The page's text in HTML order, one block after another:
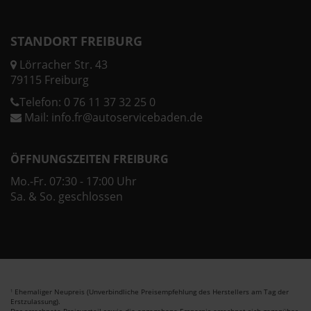
STANDORT FREIBURG
Lörracher Str. 43
79115 Freiburg
Telefon: 0 76 11 37 32 25 0
Mail: info.fr@autoservicebaden.de
ÖFFNUNGSZEITEN FREIBURG
Mo.-Fr. 07:30 - 17:00 Uhr
Sa. & So. geschlossen
1 Ehemaliger Neupreis (Unverbindliche Preisempfehlung des Herstellers am Tag der
Erstzulassung).